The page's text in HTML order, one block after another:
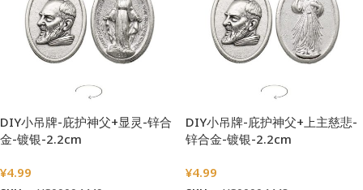
DIY小吊牌-庇护神父+显灵-锌合
金-镀银-2.2cm
¥4.99
DIY小吊牌-庇护神父+上主慈悲-
锌合金-镀银-2.2cm
¥4.99